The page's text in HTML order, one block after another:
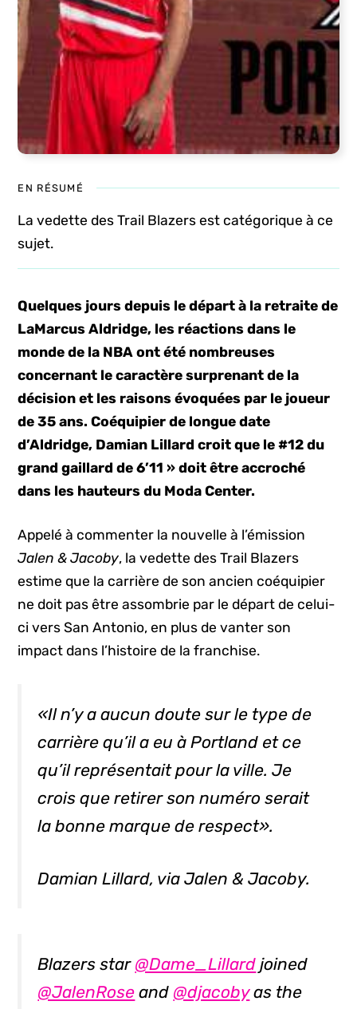
EN RÉSUMÉ
La vedette des Trail Blazers est catégorique à ce
sujet.
Quelques jours depuis le départ à la retraite de
LaMarcus Aldridge, les réactions dans le
monde de la NBA ont été nombreuses
concernant le caractère surprenant de la
décision et les raisons évoquées par le joueur
de 35 ans. Coéquipier de longue date
d’Aldridge, Damian Lillard croit que le #12 du
grand gaillard de 6’11 » doit être accroché
dans les hauteurs du Moda Center.
Appelé à commenter la nouvelle à l’émission
Jalen & Jacoby, la vedette des Trail Blazers
estime que la carrière de son ancien coéquipier
ne doit pas être assombrie par le départ de celui-
ci vers San Antonio, en plus de vanter son
impact dans l’histoire de la franchise.
«Il n’y a aucun doute sur le type de
carrière qu’il a eu à Portland et ce
qu’il représentait pour la ville. Je
crois que retirer son numéro serait
la bonne marque de respect».
Damian Lillard, via Jalen & Jacoby.
Blazers star @Dame_Lillard joined
@JalenRose and @djacobyas the